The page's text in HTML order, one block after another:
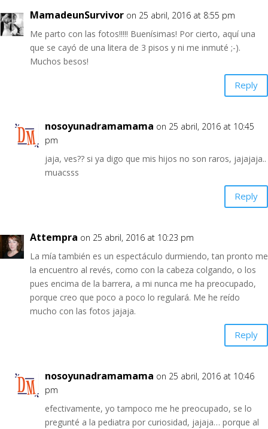
MamadeunSurvivor on 25 abril, 2016 at 8:55 pm
Me parto con las fotos!!!!! Buenísimas! Por cierto, aquí una
que se cayó de una litera de 3 pisos y ni me inmuté ;-).
Muchos besos!
Reply
nosoyunadramamama on 25 abril, 2016 at 10:45
pm
jaja, ves?? si ya digo que mis hijos no son raros, jajajaja..
muacsss
Reply
Attempra on 25 abril, 2016 at 10:23 pm
La mía también es un espectáculo durmiendo, tan pronto me
la encuentro al revés, como con la cabeza colgando, o los
pues encima de la barrera, a mi nunca me ha preocupado,
porque creo que poco a poco lo regulará. Me he reído
mucho con las fotos jajaja.
Reply
nosoyunadramamama on 25 abril, 2016 at 10:46
pm
efectivamente, yo tampoco me he preocupado, se lo
pregunté a la pediatra por curiosidad, jajaja… porque al